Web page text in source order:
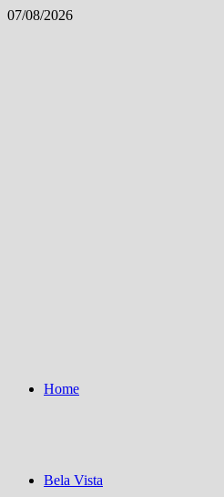
Skip
07/08/2026
Home
Bela Vista